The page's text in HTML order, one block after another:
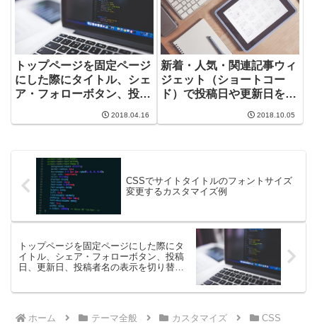
トップページを固定ページ
にした際にタイトル、シェ
ア・フォローボタン、投稿
示を切り替えるCSS例
2018.04.16
新着・人気・関連記事ウィ
ジェット（ショートコー
ド）で投稿日や更新日を表
2018.10.05
CSSでサイトタイトルのフォントサイズ
変更するカスタマイズ例
トップページを固定ページにした際にタ
イトル、シェア・フォローボタン、投稿
日、更新日、投稿者名の表示を切り替え
ホーム テーマ全般 カスタマイズ CSS